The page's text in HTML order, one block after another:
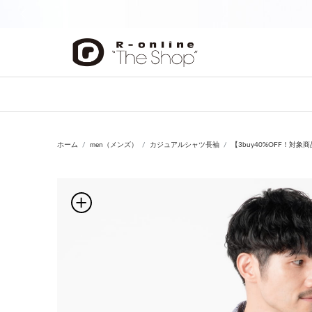
ホーム men（メンズ） カジュアルシャツ長袖 【3buy40%OFF！対象